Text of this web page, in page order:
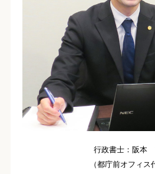
行政書士：阪本
（都庁前オフィス